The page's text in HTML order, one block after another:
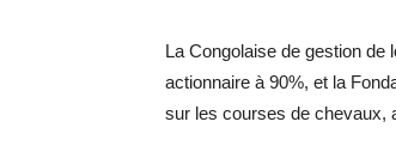
La Congolaise de gestion de
actionnaire à 90%, et la
sur les courses de chevaux,